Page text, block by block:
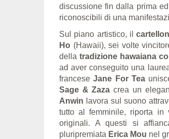
discussione fin dalla prima
riconoscibili di una
Sul piano artistico, il
Ho (Hawaii), sei volte
della tradizione hawaiana
ad aver conseguito una
franceseJane For Tea
Sage & Zaza crea un
Anwin lavora sul suono
tutto al femminile, riporta in
originali. A questi si
pluripremiata Erica Mou nel